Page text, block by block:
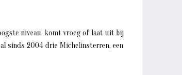
niveau, komt vroeg of laat uit bij
sinds 2004 drie Michelinsterren, een